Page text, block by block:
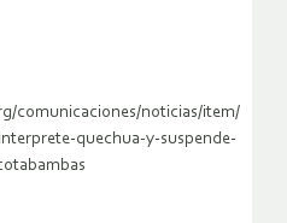
comunicaciones/noticias/item/
quechua-y-suspende-